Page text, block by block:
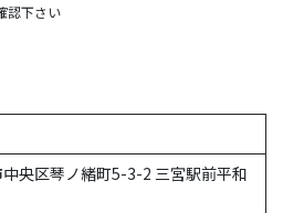
認下さい
央区琴ノ緒町5-3-2 三宮駅前平和